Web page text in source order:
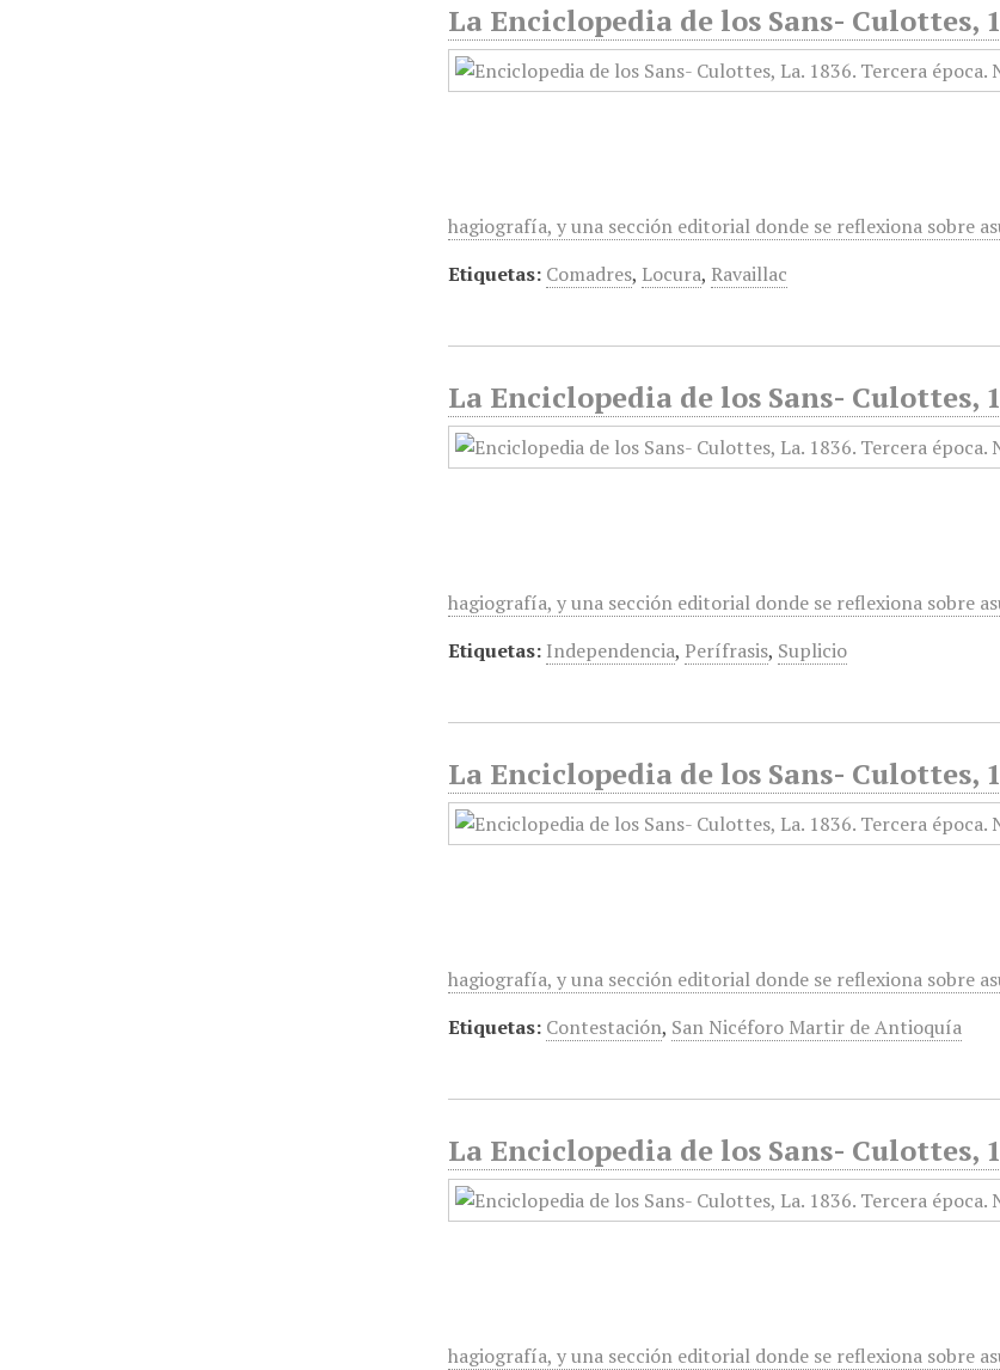
La Enciclopedia de los Sans- Culottes,
hagiografía, y una sección editorial donde se reflexiona sobre
Etiquetas: Comadres, Locura, Ravaillac
La Enciclopedia de los Sans- Culottes,
hagiografía, y una sección editorial donde se reflexiona sobre
Etiquetas: Independencia, Perífrasis, Suplicio
La Enciclopedia de los Sans- Culottes,
hagiografía, y una sección editorial donde se reflexiona sobre
Etiquetas: Contestación, San Nicéforo Martir de Antioquía
La Enciclopedia de los Sans- Culottes,
hagiografía, y una sección editorial donde se reflexiona sobre